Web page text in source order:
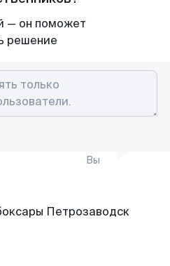
— он поможет
решение
Вы